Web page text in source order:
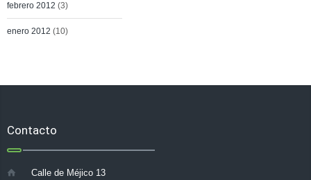
febrero 2012 (3)
enero 2012 (10)
Contacto
Calle de Méjico 13